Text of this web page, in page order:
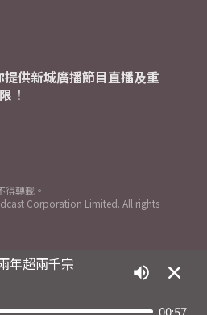
年超兩千宗
00:57
供新城廣播節目直播及重
！
得轉載。
Corporation Limited. All rights